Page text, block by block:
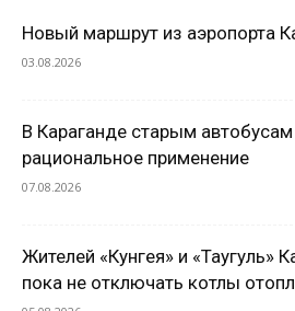
Новый маршрут из аэропорта
03.08.2026
В Караганде старым
рациональное применение
07.08.2026
Жителей «Кунгея» и «Таугуль»
пока не отключать котлы